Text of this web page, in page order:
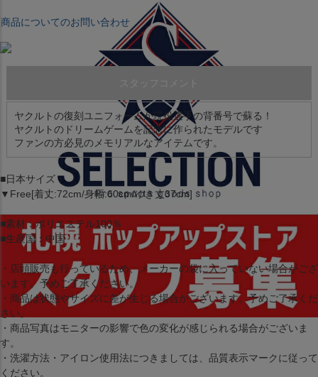
商品についてのお問い合わせ
スタッフコメント
ヤクルトの復刻ユニフォームが現役選手の背番号で蘇る！
ヤクルトのドリームゲームを記念に作られたモデルです
ファンの方必見のメモリアルなアイテムです。
■日本サイズ：
▼Free[着丈:72cm/身幅:60cm/ゆき丈37cm]
■素材：ポリエステル100％
■生産国：中国
・店頭販売も行っているため、メーカーの袋に入っていない場合がござ
います。予めご了承ください。
・商品は状態やサイズに差が生じる場合がございます。予めご了承くだ
さい。
・商品写真はモニターの影響で色の変化が感じられる場合がございま
す。
・洗濯方法・アイロン使用法につきましては、品質表示マークに従って
ください。